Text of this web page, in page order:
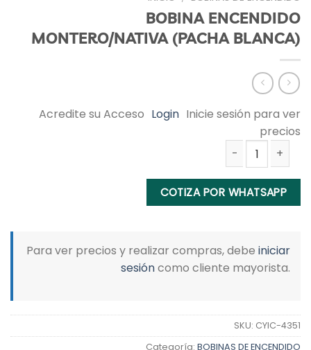
BOBINA ENCENDIDO
MONTERO/NATIVA (PACHA BLANCA)
Acredite su Acceso Login Inicie sesión para ver
precios
COTIZA POR WHATSAPP
Para ver precios y realizar compras, debe iniciar
sesióncomo cliente mayorista.
SKU: CYIC-4351
Categoría: BOBINAS DE ENCENDIDO